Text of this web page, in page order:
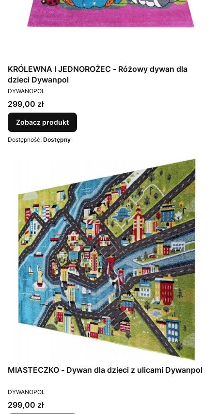
KRÓLEWNA I JEDNOROŻEC - Różowy dywan dla
dzieci Dywanpol
PRODUCENT
DYWANOPOL
Cena
299,00 zł
Zobacz produkt
Dostępność: Dostępny
MIASTECZKO - Dywan dla dzieci z ulicami Dywanpol
PRODUCENT
DYWANOPOL
Cena
299,00 zł